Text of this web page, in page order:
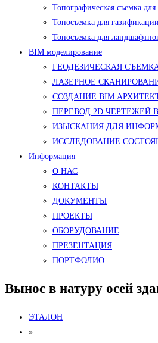
Топографическая съемка
Топосъемка для
Топосъемка для
BIM моделирование
ГЕОДЕЗИЧЕСКАЯ
ЛАЗЕРНОЕ
СОЗДАНИЕ BIM
ПЕРЕВОД 2D ЧЕРТЕЖЕЙ
ИЗЫСКАНИЯ ДЛЯ
ИССЛЕДОВАНИЕ
Информация
О НАС
КОНТАКТЫ
ДОКУМЕНТЫ
ПРОЕКТЫ
ОБОРУДОВАНИЕ
ПРЕЗЕНТАЦИЯ
ПОРТФОЛИО
Вынос в натуру осей
ЭТАЛОН
»